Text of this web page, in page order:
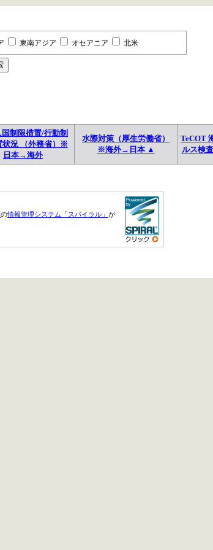
東南アジア オセアニア 北米
制限措置/行動制
状況 （外務省）※
日本→海外
水際対策（厚生労働省）
※海外→日本 ▲
TeCOT
ルス検
の情報管理システム「スパイラル」 が